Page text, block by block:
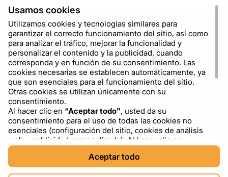
ES USD - US Dollar ($)
Usamos cookies
Utilizamos cookies y tecnologías similares para
garantizar el correcto funcionamiento del sitio, así como
para analizar el tráfico, mejorar la funcionalidad y
personalizar el contenido y la publicidad, cuando
corresponda y en función de su consentimiento. Las
cookies necesarias se establecen automáticamente, ya
que son esenciales para el funcionamiento del sitio.
Otras cookies se utilizan únicamente con su
consentimiento.
Al hacer clic en “Aceptar todo”, usted da su
consentimiento para el uso de todas las cookies no
esenciales (configuración del sitio, cookies de análisis
web y publicidad personalizada). Al hacer clic en
“Rechazar todo”
las cookies necesarias. Al hacer clic en
de cookies”, puede elegir qué categorías de cookies
Aceptar todo